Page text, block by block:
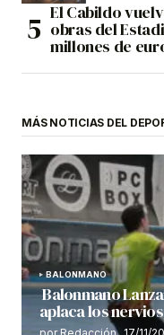
El Cabildo
obras del
millones de
MÁS NOTICIAS DEL
BALONMANO
Balonmano
aplaca los